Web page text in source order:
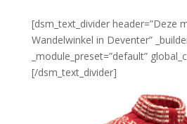
[dsm_text_divider header=”Deze
Wandelwinkel in Deventer”
_module_preset=”default”
[/dsm_text_divider]